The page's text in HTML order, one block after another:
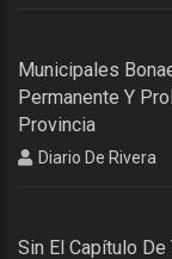
Municipales
Permanente Y
Provincia
Diario De Rivera
Sin El Capítulo